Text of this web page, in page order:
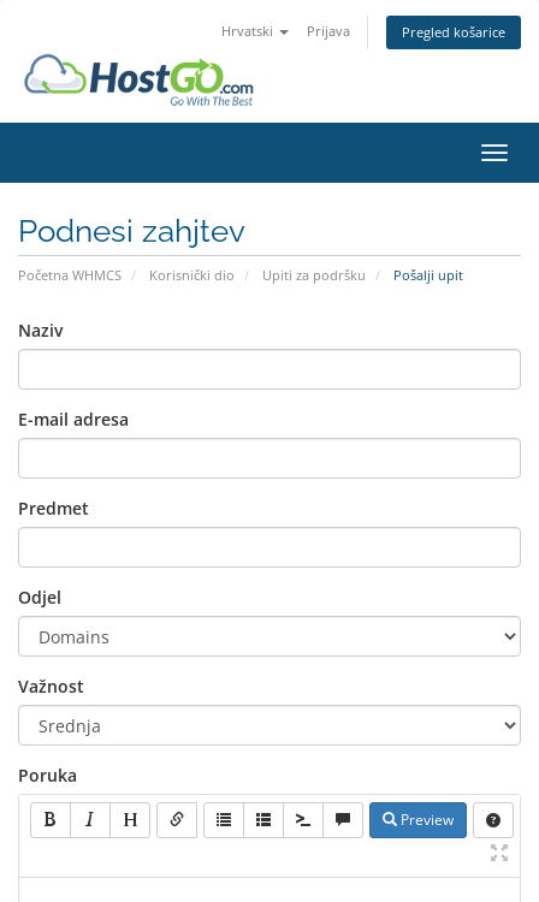
Hrvatski Prijava Pregled košarice
Podnesi zahjtev
Početna WHMCS Korisnički dio Upiti za podršku Pošalji upit
Naziv
E-mail adresa
Predmet
Odjel
Važnost
Poruka
Preview